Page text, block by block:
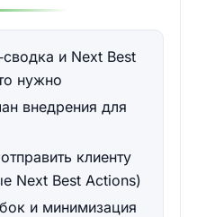
и Next Best
нужно
внедрения для
клиенту
Next Best Actions)
и минимизация